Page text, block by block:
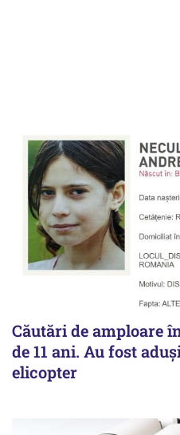
Căutări de amploare
de 11 ani. Au fost
elicopter